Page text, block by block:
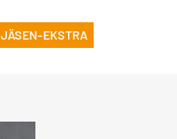
JÄSEN-EKSTRA